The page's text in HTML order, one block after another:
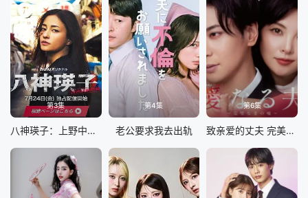
第3集
八神瑛子：上野中央署组织犯罪对策课
第4集
老公要求我去出轨
第6集
致亲爱的丈夫 完美妻子的谎言